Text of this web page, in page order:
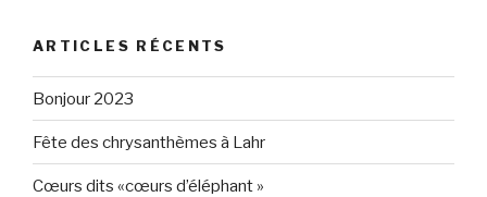
Eléphant-
Gris-
160596147294205
sur
Facebook
elephantgris
sur
Twitter
ARTICLES RÉCENTS
Bonjour 2023
Fête des chrysanthèmes à Lahr
Cœurs dits «cœurs d’éléphant »